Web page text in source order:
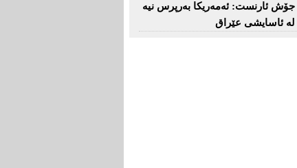
جۆش ئارنست: ئەمەریكا بەرپرس نیە
لە ئاسایشی عێراق